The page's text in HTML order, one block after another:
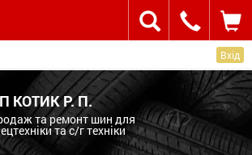
Вхід
КОТИК Р. П.
та ремонт шин для
та с/г техніки